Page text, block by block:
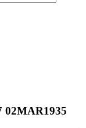
02MAR1935